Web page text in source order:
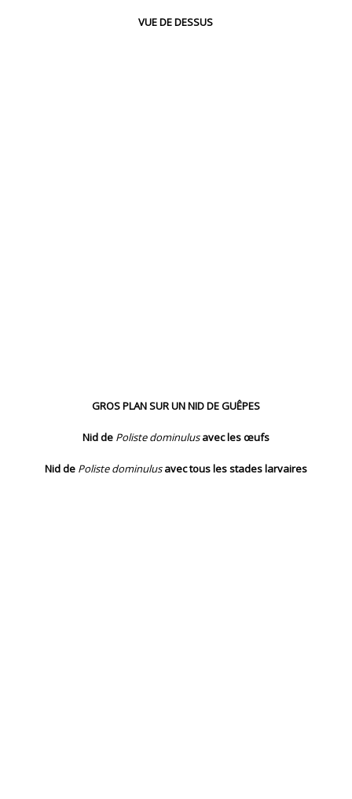
VUE DE DESSUS
GROS PLAN SUR UN NID DE GUÊPES
Nid de Poliste dominulusavec les œufs
Nid de Poliste dominulusavec tous les stades larvaires